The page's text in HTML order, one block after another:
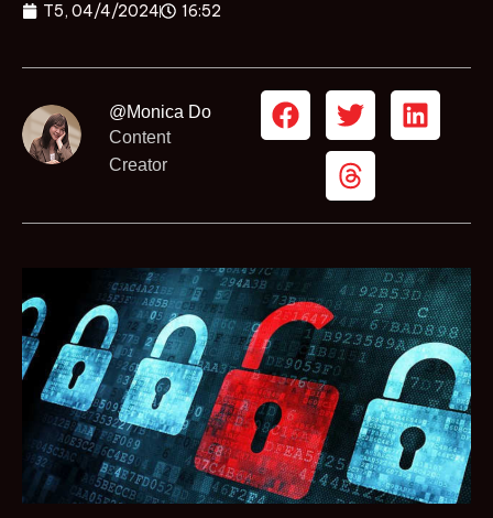
T5, 04/4/2024 16:52
@Monica Do
Content
Creator